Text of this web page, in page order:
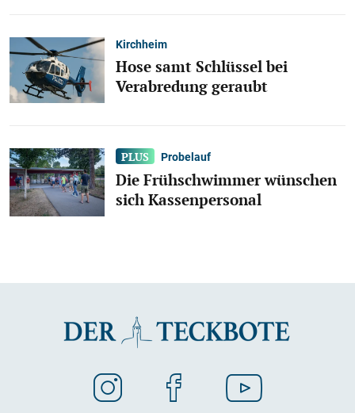
Kirchheim
Hose samt Schlüssel bei
Verabredung geraubt
Probelauf
Die Frühschwimmer wünschen
sich Kassenpersonal